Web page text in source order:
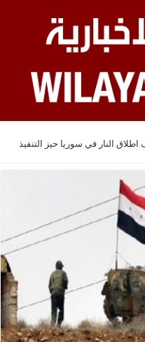
النار في سوريا حيز التنفيذ